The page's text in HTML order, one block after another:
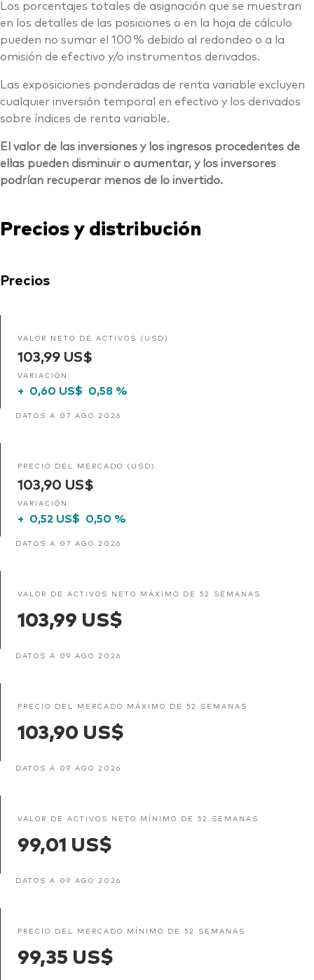
Los porcentajes totales de asignación que se muestran
en los detalles de las posiciones o en la hoja de cálculo
pueden no sumar el 100 % debido al redondeo o a la
omisión de efectivo y/o instrumentos derivados.
Las exposiciones ponderadas de renta variable excluyen
cualquier inversión temporal en efectivo y los derivados
sobre índices de renta variable.
El valor de las inversiones y los ingresos procedentes de
ellas pueden disminuir o aumentar, y los inversores
podrían recuperar menos de lo invertido.
Precios y distribución
Precios
VALOR NETO DE ACTIVOS (USD)
103,99 US$
VARIACIÓN
+ 0,60 US$ 0,58 %
DATOS A 07 AGO 2026
PRECIO DEL MERCADO (USD)
103,90 US$
VARIACIÓN
+ 0,52 US$ 0,50 %
DATOS A 07 AGO 2026
VALOR DE ACTIVOS NETO MÁXIMO DE 52 SEMANAS
103,99 US$
DATOS A 09 AGO 2026
PRECIO DEL MERCADO MÁXIMO DE 52 SEMANAS
103,90 US$
DATOS A 09 AGO 2026
VALOR DE ACTIVOS NETO MÍNIMO DE 52 SEMANAS
99,01 US$
DATOS A 09 AGO 2026
PRECIO DEL MERCADO MÍNIMO DE 52 SEMANAS
99,35 US$